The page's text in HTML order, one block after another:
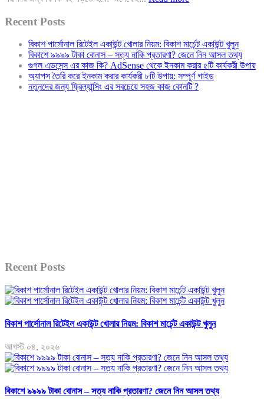
Recent Posts
বিকাশ পার্সোনাল রিটেইল একাউন্ট খোলার নিয়ম: বিকাশ মার্চেন্ট একাউন্ট খুলুন
বিকাশে ৯৯৯৯ টাকা বোনাস – সত্য নাকি প্রতারণা? জেনে নিন আসল তথ্য
গুগল এডসেন্স এর কাজ কি? AdSense থেকে ইনকাম করার ৫টি কার্যকরী উপায়
অ্যাপস তৈরি করে ইনকাম করার কার্যকরী ৮টি উপায়: সম্পূর্ণ গাইড
নতুনদের জন্য ফ্রিল্যান্সিং এর সবচেয়ে সহজ কাজ কোনটি ?
Recent Posts
বিকাশ পার্সোনাল রিটেইল একাউন্ট খোলার নিয়ম: বিকাশ মার্চেন্ট একাউন্ট খুলুন
আগস্ট ০৪, ২০২৬
বিকাশে ৯৯৯৯ টাকা বোনাস – সত্য নাকি প্রতারণা? জেনে নিন আসল তথ্য